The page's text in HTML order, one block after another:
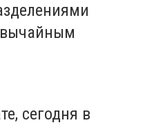
сегодня в